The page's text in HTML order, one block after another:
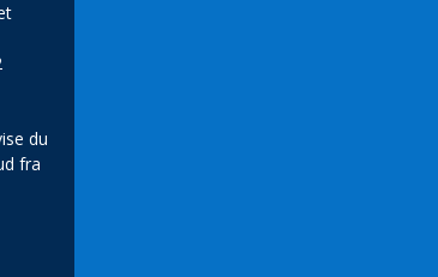
du
fra